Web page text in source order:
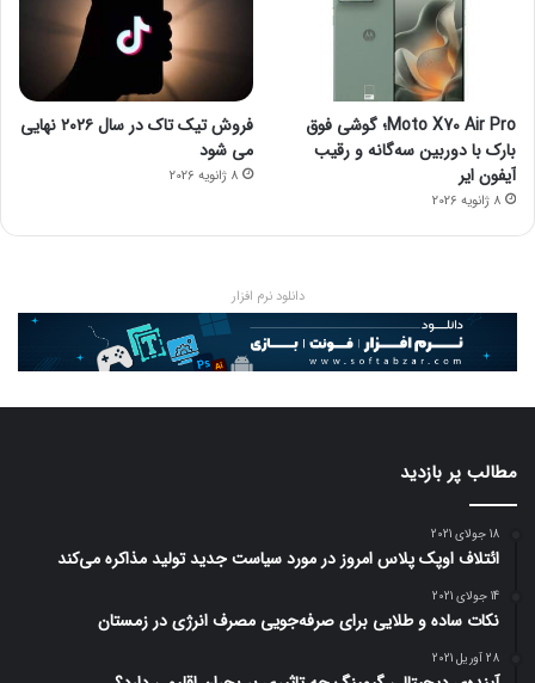
Moto X70 Air Pro؛ گوشی فوق
بارک با دوربین سه‌گانه و رقیب
آیفون ایر
8 ژانویه 2026
فروش تیک تاک در سال ۲۰۲۶ نهایی
می شود
8 ژانویه 2026
دانلود نرم افزار
مطالب پر بازدید
18 جولای 2021
ائتلاف اوپک پلاس امروز در مورد سیاست جدید تولید مذاکره می‌کند
14 جولای 2021
نکات ساده و طلایی برای صرفه‌جویی مصرف انرژی در زمستان
28 آوریل 2021